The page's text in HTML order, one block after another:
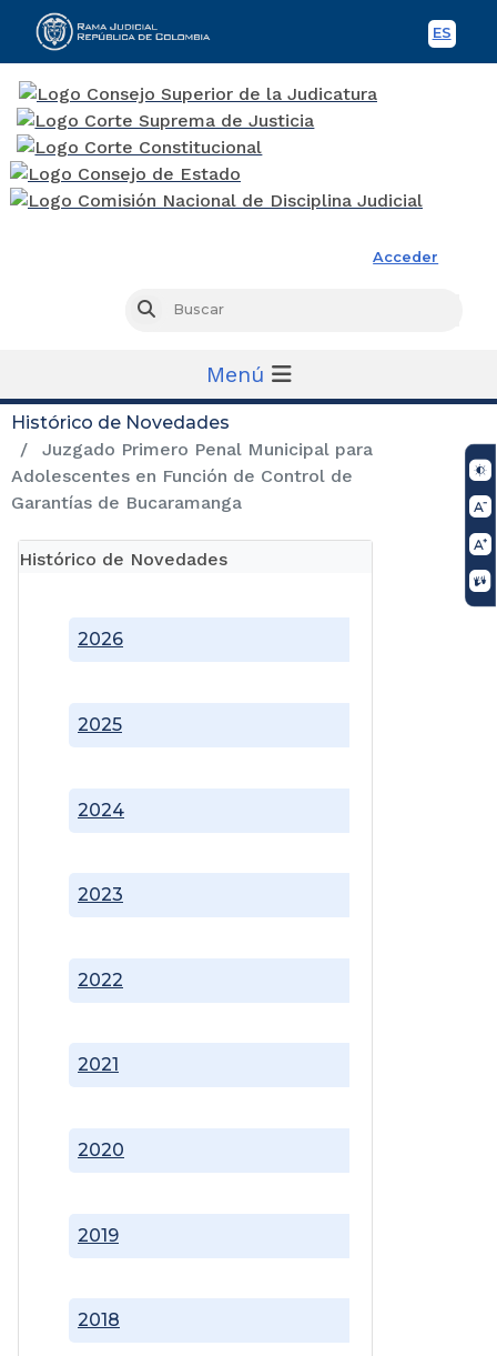
ES
Acceder
Buscar
Menú
Histórico de Novedades
Juzgado Primero Penal Municipal para
Adolescentes en Función de Control de
Garantías de Bucaramanga
Histórico de Novedades
2018
2019
2020
2021
2022
2023
2024
2025
2026